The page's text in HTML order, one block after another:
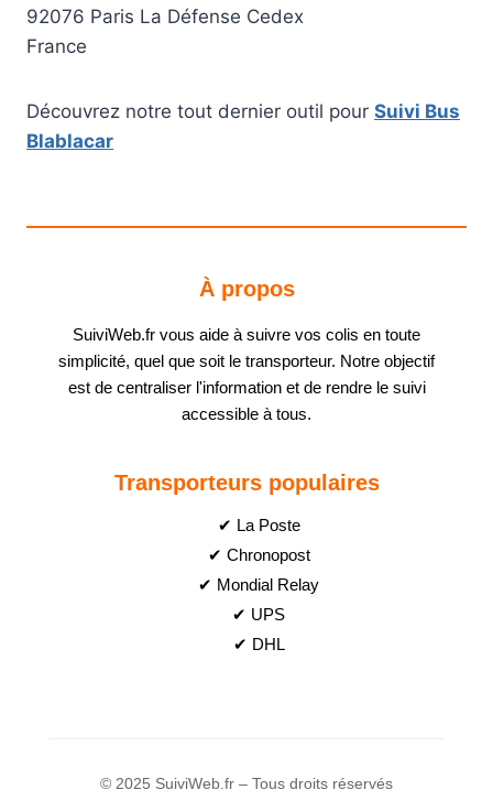
92076 Paris La Défense Cedex
France
Découvrez notre tout dernier outil pour Suivi Bus
Blablacar
À propos
SuiviWeb.fr vous aide à suivre vos colis en toute
simplicité, quel que soit le transporteur. Notre objectif
est de centraliser l'information et de rendre le suivi
accessible à tous.
Transporteurs populaires
✔ La Poste
✔ Chronopost
✔ Mondial Relay
✔ UPS
✔ DHL
© 2025 SuiviWeb.fr – Tous droits réservés